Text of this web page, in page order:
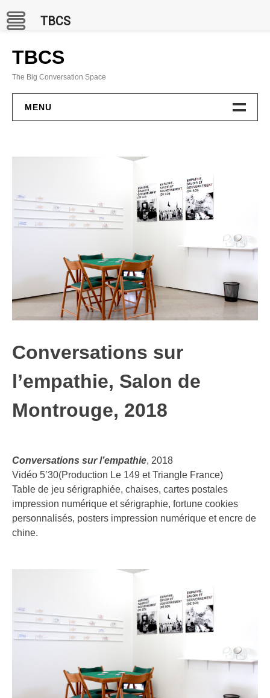
to
content
TBCS
The Big Conversation Space
MENU
In Situ
Publications
Tarot of Chance
Big Conversation Game
VIDEOS
About / Contact
Conversations sur
l’empathie, Salon de
Montrouge, 2018
Conversations sur l’empathie, 2018
Vidéo 5’30(Production Le 149 et Triangle France)
Table de jeu sérigraphiée, chaises, cartes postales
impression numérique et sérigraphie, fortune cookies
personnalisés, posters impression numérique et encre de
chine.
TBCS